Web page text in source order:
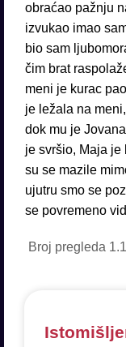
obraćao pažnju
izvukao imao
bio sam
čim brat
meni je kurac
je ležala na
dok mu je
je svršio, Maja je
su se mazile
ujutru smo se
se povremeno
Broj pregleda